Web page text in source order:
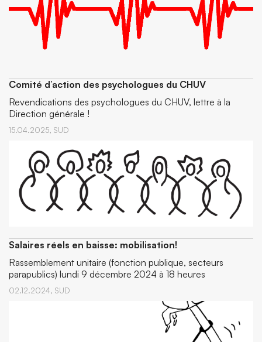
Comité d’action des psychologues du CHUV
Revendications des psychologues du CHUV, lettre à la
Direction générale !
15.04.2025, SUD
Salaires réels en baisse: mobilisation!
Rassemblement unitaire (fonction publique, secteurs
parapublics) lundi 9 décembre 2024 à 18 heures
02.12.2024, SUD